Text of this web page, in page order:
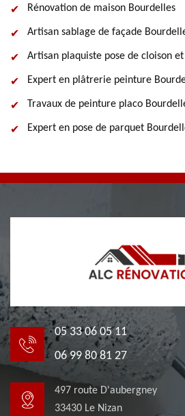
Rénovation de maison Bourdelles
Artisan sablage de façade
Artisan plaquiste pose de cloison
Expert en plâtrerie peinture
Travaux de peinture placo
Expert en pose de parquet
05 33 06 05 11
06 99 80 81 27
497 route D'aubergney
33430 Le Nizan